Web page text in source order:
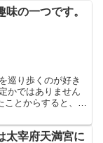
の一つです。
巡り歩くのが好き
かではありません
とからすると、小
太宰府天満宮に